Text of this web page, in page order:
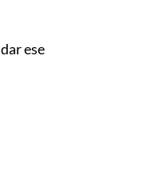
ese